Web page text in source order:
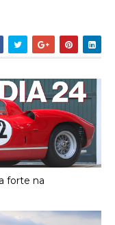
forte na